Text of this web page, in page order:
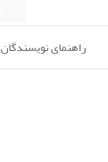
راهنمای نویسندگان